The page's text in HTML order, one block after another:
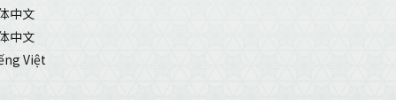
中文
中文
Việt